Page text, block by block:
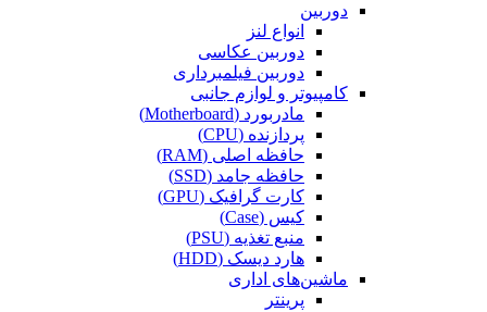
دوربین
انواع لنز
دوربین عکاسی
دوربین فیلمبرداری
کامپیوتر و لوازم جانبی
مادربورد (Motherboard)
پردازنده (CPU)
حافظه اصلی (RAM)
حافظه جامد (SSD)
کارت گرافیک (GPU)
کیس (Case)
منبع تغذیه (PSU)
هارد دیسک (HDD)
ماشین‌های اداری
پرینتر